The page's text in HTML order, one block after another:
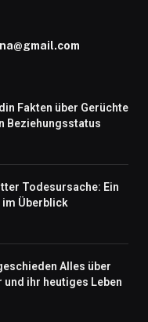
Fakten über Gerüchte
Beziehungsstatus
Todesursache: Ein
im Überblick
Alles über
und ihr heutiges Leben